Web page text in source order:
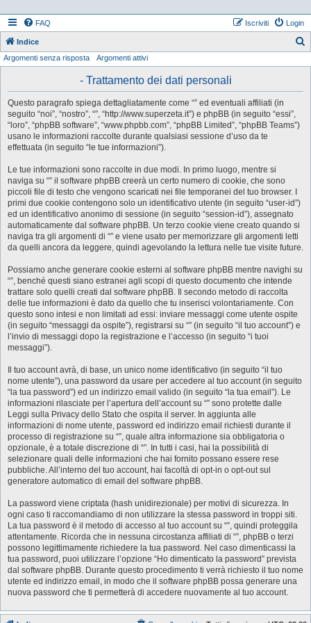
FAQ Login
Iscriviti
Indice
Argomenti senza risposta Argomenti attivi
- Trattamento dei dati personali
Questo paragrafo spiega dettagliatamente come “” ed eventuali affiliati (in
seguito “noi”, “nostro”, “”, “http://www.superzeta.it”) e phpBB (in seguito “essi”,
“loro”, “phpBB software”, “www.phpbb.com”, “phpBB Limited”, “phpBB Teams”)
usano le informazioni raccolte durante qualsiasi sessione d’uso da te
effettuata (in seguito “le tue informazioni”).
Le tue informazioni sono raccolte in due modi. In primo luogo, mentre si
naviga su “” il software phpBB creerà un certo numero di cookie, che sono
piccoli file di testo che vengono scaricati nei file temporanei del tuo browser. I
primi due cookie contengono solo un identificativo utente (in seguito “user-id”)
ed un identificativo anonimo di sessione (in seguito “session-id”), assegnato
automaticamente dal software phpBB. Un terzo cookie viene creato quando si
naviga tra gli argomenti di “” e viene usato per memorizzare gli argomenti letti
da quelli ancora da leggere, quindi agevolando la lettura nelle tue visite future.
Possiamo anche generare cookie esterni al software phpBB mentre navighi su
“”, benché questi siano estranei agli scopi di questo documento che intende
trattare solo quelli creati dal software phpBB. Il secondo metodo di raccolta
delle tue informazioni è dato da quello che tu inserisci volontariamente. Con
questo sono intesi e non limitati ad essi: inviare messaggi come utente ospite
(in seguito “messaggi da ospite”), registrarsi su “” (in seguito “il tuo account”) e
l’invio di messaggi dopo la registrazione e l’accesso (in seguito “i tuoi
messaggi”).
Il tuo account avrà, di base, un unico nome identificativo (in seguito “il tuo
nome utente”), una password da usare per accedere al tuo account (in seguito
“la tua password”) ed un indirizzo email valido (in seguito “la tua email”). Le
informazioni rilasciate per l’apertura dell’account su “” sono protette dalle
Leggi sulla Privacy dello Stato che ospita il server. In aggiunta alle
informazioni di nome utente, password ed indirizzo email richiesti durante il
processo di registrazione su “”, quale altra informazione sia obbligatoria o
opzionale, è a totale discrezione di “”. In tutti i casi, hai la possibilità di
selezionare quali delle informazioni che hai fornito possano essere rese
pubbliche. All’interno del tuo account, hai facoltà di opt-in o opt-out sul
generatore automatico di email del software phpBB.
La password viene criptata (hash unidirezionale) per motivi di sicurezza. In
ogni caso ti raccomandiamo di non utilizzare la stessa password in troppi siti.
La tua password è il metodo di accesso al tuo account su “”, quindi proteggila
attentamente. Ricorda che in nessuna circostanza affiliati di “”, phpBB o terzi
possono legittimamente richiedere la tua password. Nel caso dimenticassi la
tua password, puoi utilizzare l’opzione “Ho dimenticato la password” prevista
dal software phpBB. Durante questo procedimento ti verrà richiesto il tuo nome
utente ed indirizzo email, in modo che il software phpBB possa generare una
nuova password che ti permetterà di accedere nuovamente al tuo account.